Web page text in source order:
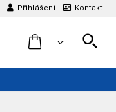
Přihlášení Kontakt